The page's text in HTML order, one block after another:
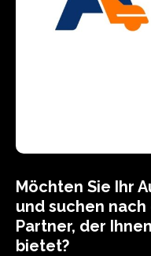
Möchten Sie Ihr
und suchen
Partner, der
bietet?